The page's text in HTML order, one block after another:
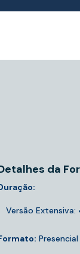
da
Versão Extensiva: